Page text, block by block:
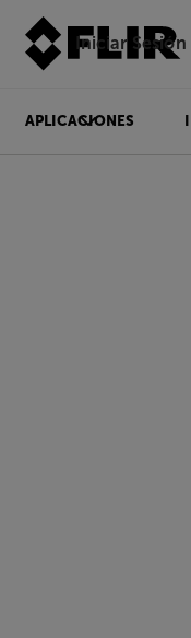
Iniciar Sesión
APLICACIONES